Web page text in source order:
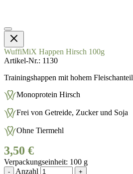
WuffiMiX Happen Hirsch 100g
Artikel-Nr. 1130
Trainingshappen mit hohem Fleischanteil
Monoprotein Hirsch
Frei von Getreide, Zucker und Soja
Ohne Tiermehl
3,50 €
Verpackungseinheit 100 g
- Anzahl +